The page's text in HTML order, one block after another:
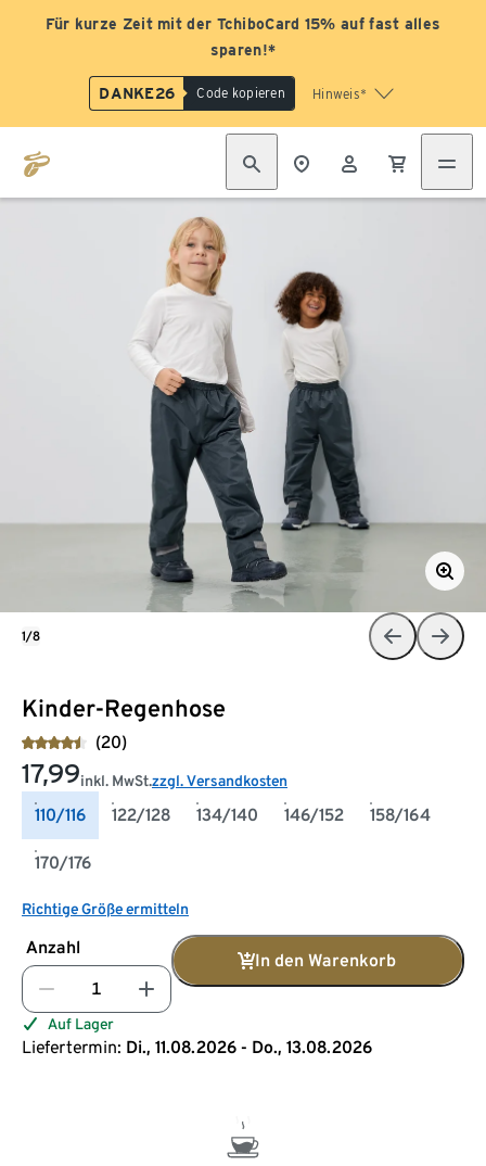
Für kurze Zeit mit der TchiboCard 15% auf fast alles
sparen!*
DANKE26 Code kopieren Hinweis*
Kinder-Regenhose
(20)
17,99inkl. MwSt.zzgl. Versandkosten
110/116 122/128 134/140 146/152 158/164
170/176
Richtige Größe ermitteln
Anzahl
In den Warenkorb
Auf Lager
Liefertermin: Di., 11.08.2026 - Do., 13.08.2026
1/8